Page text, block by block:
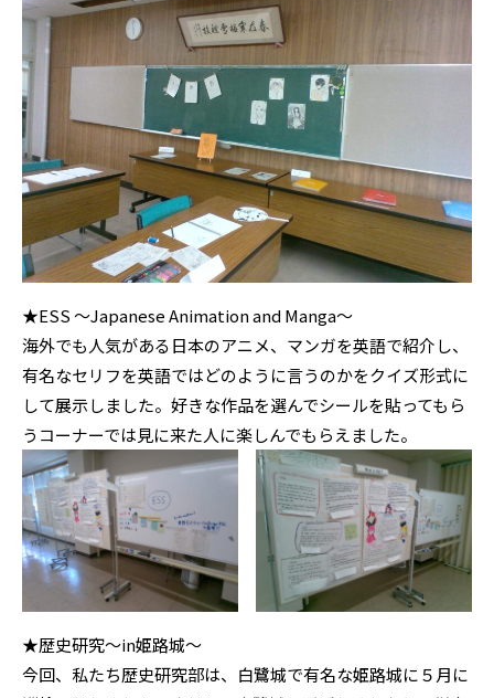
★ESS 〜Japanese Animation and Manga〜
海外でも人気がある日本のアニメ、マンガを英語で紹介し、
有名なセリフを英語ではどのように言うのかをクイズ形式に
して展示しました。好きな作品を選んでシールを貼ってもら
うコーナーでは見に来た人に楽しんでもらえました。
★歴史研究〜in姫路城〜
今回、私たち歴史研究部は、白鷺城で有名な姫路城に５月に